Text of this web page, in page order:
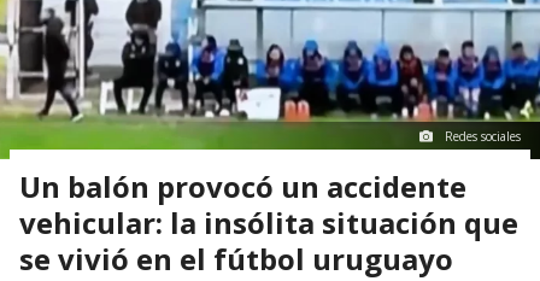
Redes sociales
Un balón provocó un accidente
vehicular: la insólita situación que
se vivió en el fútbol uruguayo